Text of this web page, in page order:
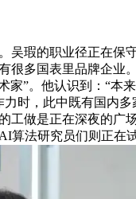
瑕的职业径正在保守
很多国表里品牌企业
家”。他认识到：“本
时，此中既有国内
工做是正在深夜的广
算法研究员们则正